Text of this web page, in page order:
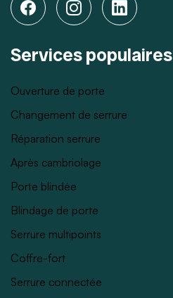
Services populaires
Ouverture de porte
Changement de serrure
Réparation serrure
Après cambriolage
Porte blindée
Blindage de porte
Serrure multipoints
Coffre-fort
Serrure connectée